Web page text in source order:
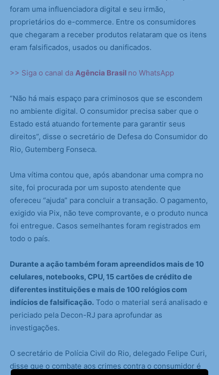
foram uma influenciadora digital e seu irmão,
proprietários do e-commerce. Entre os consumidores
que chegaram a receber produtos relataram que os itens
eram falsificados, usados ou danificados.
>> Siga o canal da Agência Brasil no WhatsApp
“Não há mais espaço para criminosos que se escondem
no ambiente digital. O consumidor precisa saber que o
Estado está atuando fortemente para garantir seus
direitos”, disse o secretário de Defesa do Consumidor do
Rio, Gutemberg Fonseca.
Uma vítima contou que, após abandonar uma compra no
site, foi procurada por um suposto atendente que
ofereceu “ajuda” para concluir a transação. O pagamento,
exigido via Pix, não teve comprovante, e o produto nunca
foi entregue. Casos semelhantes foram registrados em
todo o país.
Durante a ação também foram apreendidos mais de 10
celulares, notebooks, CPU, 15 cartões de crédito de
diferentes instituições e mais de 100 relógios com
indícios de falsificação. Todo o material será analisado e
periciado pela Decon-RJ para aprofundar as
investigações.
O secretário de Polícia Civil do Rio, delegado Felipe Curi,
disse que o combate aos crimes contra o consumidor é